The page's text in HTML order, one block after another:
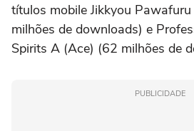
títulos mobile Jikkyou
milhões de downloads) e
Spirits A (Ace) (62 milhões de
PUBLICIDADE